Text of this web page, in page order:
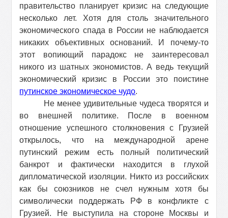
правительство планирует кризис на следующие
несколько лет. Хотя для столь значительного
экономического спада в России не наблюдается
никаких объективных оснований. И почему-то
этот вопиющий парадокс не заинтересовал
никого из шатных экономистов. А ведь текущий
экономический кризис в России это поистине
путинское экономическое чудо.
Не менее удивительные чудеса творятся и
во внешней политике. После в военном
отношение успешного столкновения с Грузией
открылось, что на международной арене
путинский режим есть полный политический
банкрот и фактически находится в глухой
дипломатической изоляции. Никто из российских
как бы союзников не счел нужным хотя бы
символически поддержать РФ в конфликте с
Грузией. Не выступила на стороне Москвы и